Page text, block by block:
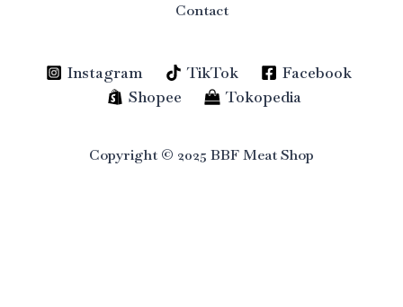
Contact
Instagram TikTok
Facebook
Shopee
Tokopedia
Copyright © 2025 BBF Meat Shop